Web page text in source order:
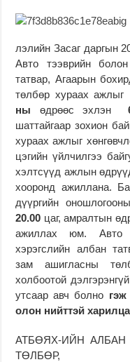
лэлийн Засаг даргын
Авто тээврийн
татвар, Агаарын
төлбөр хураах
ны өдрөөс эхлэн
шаттайгаар зохион
хураах ажлыг
цэгийн үйлчилгээ
хэлтсүүд ажлын
хооронд ажиллана.
дүүргийн
20.00 цаг, амралтын
ажиллах юм. Авто
хэрэгслийн албан
зам ашигласны
холбоотой
утсаар авч болно
олон нийттэй
АТБӨЯХ-ИЙН АЛБАН
ТӨЛБӨР,